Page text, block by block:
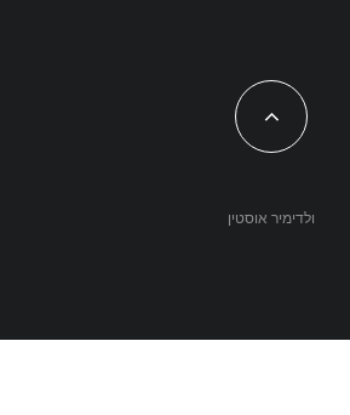
ולדימיר אוסטין